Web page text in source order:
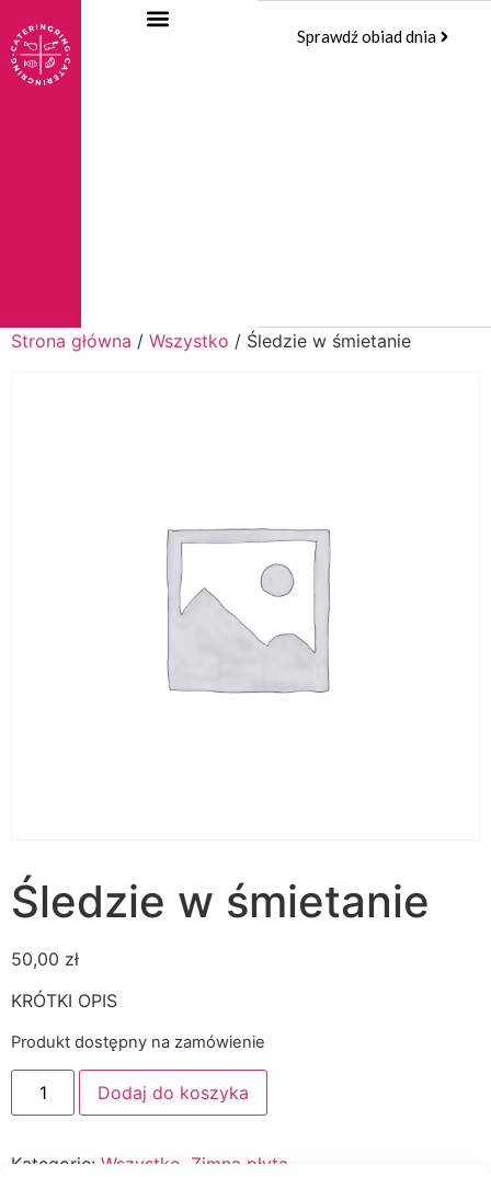
Sprawdź obiad dnia
Strona główna / Wszystko / Śledzie w śmietanie
Śledzie w śmietanie
50,00 zł
KRÓTKI OPIS
Produkt dostępny na zamówienie
Dodaj do koszyka
Kategorie: Wszystko Zimna płyta